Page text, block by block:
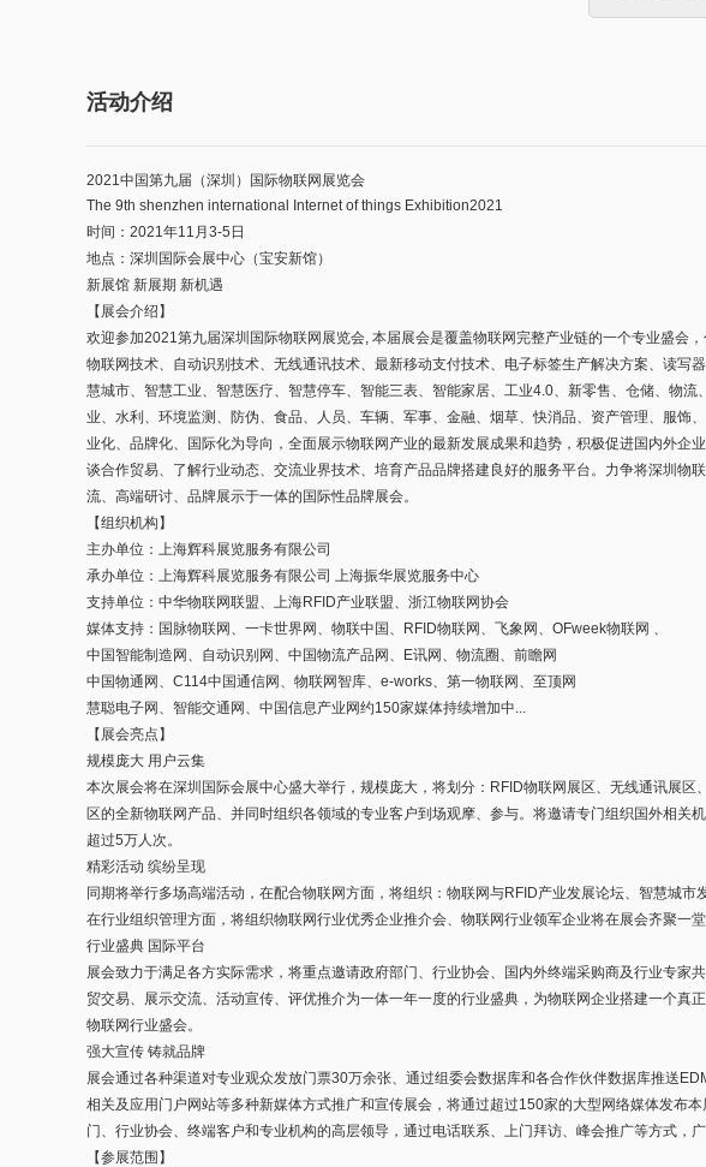
活动介绍
2021中国第九届（深圳）国际物联网展览会
The 9th shenzhen international Internet of things Exhibition2021
时间：2021年11月3-5日
地点：深圳国际会展中心（宝安新馆）
新展馆 新展期 新机遇
【展会介绍】
欢迎参加2021第九届深圳国际物联网展览会, 本届展会是覆盖物联网完整产业链的一个专业盛会
物联网技术、自动识别技术、无线通讯技术、最新移动支付技术、电子标签生产解决方案、读写
慧城市、智慧工业、智慧医疗、智慧停车、智能三表、智能家居、工业4.0、新零售、仓储、物
业、水利、环境监测、防伪、食品、人员、车辆、军事、金融、烟草、快消品、资产管理、服饰
业化、品牌化、国际化为导向，全面展示物联网产业的最新发展成果和趋势，积极促进国内外企
谈合作贸易、了解行业动态、交流业界技术、培育产品品牌搭建良好的服务平台。力争将深圳物
流、高端研讨、品牌展示于一体的国际性品牌展会。
【组织机构】
主办单位：上海辉科展览服务有限公司
承办单位：上海辉科展览服务有限公司 上海振华展览服务中心
支持单位：中华物联网联盟、上海RFID产业联盟、浙江物联网协会
媒体支持：国脉物联网、一卡世界网、物联中国、RFID物联网、飞象网、OFweek物联网 、
中国智能制造网、自动识别网、中国物流产品网、E讯网、物流圈、前瞻网
中国物通网、C114中国通信网、物联网智库、e-works、第一物联网、至顶网
慧聪电子网、智能交通网、中国信息产业网约150家媒体持续增加中...
【展会亮点】
规模庞大 用户云集
本次展会将在深圳国际会展中心盛大举行，规模庞大，将划分：RFID物联网展区、无线通讯展
区的全新物联网产品、并同时组织各领域的专业客户到场观摩、参与。将邀请专门组织国外相关
超过5万人次。
精彩活动 缤纷呈现
同期将举行多场高端活动，在配合物联网方面，将组织：物联网与RFID产业发展论坛、智慧城市
在行业组织管理方面，将组织物联网行业优秀企业推介会、物联网行业领军企业将在展会齐聚一
行业盛典 国际平台
展会致力于满足各方实际需求，将重点邀请政府部门、行业协会、国内外终端采购商及行业专家
贸交易、展示交流、活动宣传、评优推介为一体一年一度的行业盛典，为物联网企业搭建一个真
物联网行业盛会。
强大宣传 铸就品牌
展会通过各种渠道对专业观众发放门票30万余张、通过组委会数据库和各合作伙伴数据库推送
相关及应用门户网站等多种新媒体方式推广和宣传展会，将通过超过150家的大型网络媒体发布
门、行业协会、终端客户和专业机构的高层领导，通过电话联系、上门拜访、峰会推广等方式，
【参展范围】